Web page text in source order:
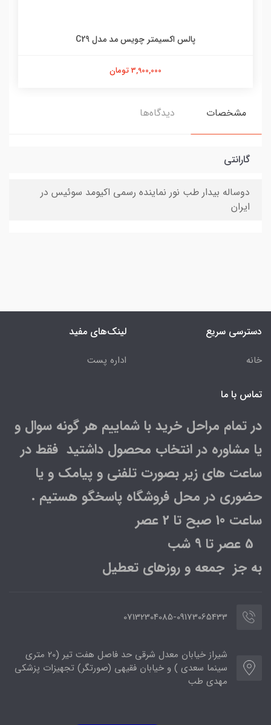
پالس اکسیمتر چویس مد مدل C29
3,900,000 تومان
مشخصات دیدگاه‌ها
گارانتی
دوساله بیدار طب نور نماینده رسمی اکیومد سوئیس در
ایران
دسترسی سریع
خانه
لینک‌های مفید
اداره پست
تماس با ما
در تمام مراحل خرید با شماییم هر گونه سوال و
یا مشاوره در انتخاب محصول داشتید فقط در
ساعت های زیر بصورت تلفنی و پیامک و یا
حضوری در محل فروشگاه پاسخگو هستیم .
ساعت 10 صبح تا 2 عصر
به جز جمعه و روزهای تعطیل
07132304085-09173065433
شیراز خیابان معدل شرقی حد فاصل هفت تیر (20 متری
سینما سعدی ) و خیابان فقیهی (صورتگر) تجهیزات پزشکی
مهدی طب